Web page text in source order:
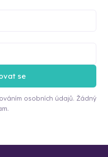
se
osobních údajů. Žádný